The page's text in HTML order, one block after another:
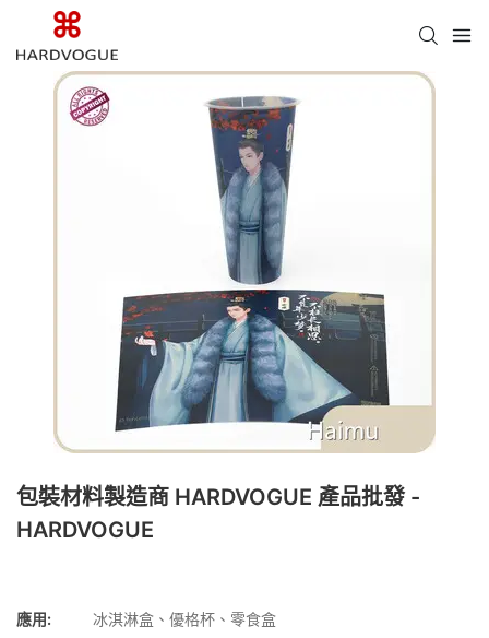
包裝材料製造商 HARDVOGUE 產品批發 -
HARDVOGUE
應用:
冰淇淋盒、優格杯、零食盒